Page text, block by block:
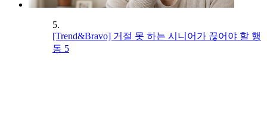
5.
[Trend&Bravo] 거절 못 하는 시니어가 끊어야 할 행
동 5